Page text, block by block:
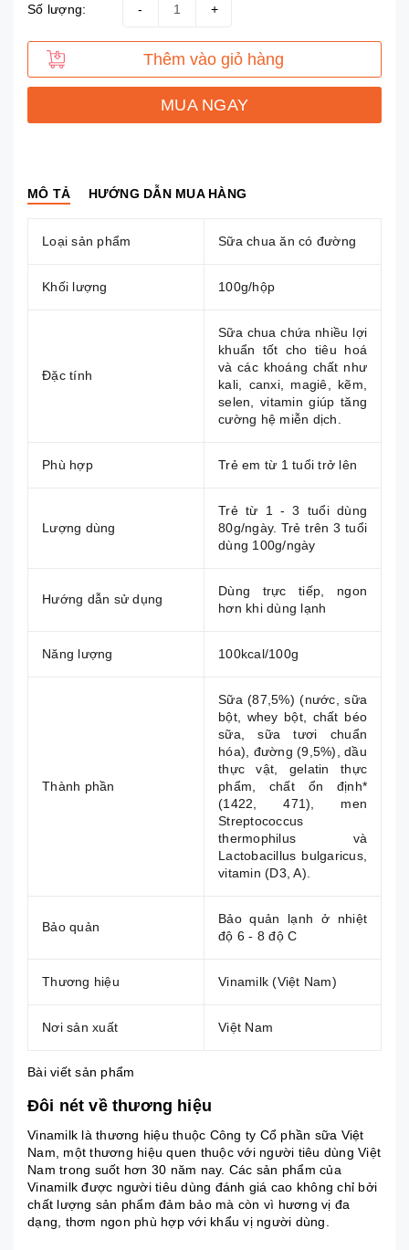
Số lượng: +
-
Thêm vào giỏ hàng
MUA NGAY
MÔ TẢ HƯỚNG DẪN MUA HÀNG
Loại sản phẩm Sữa chua ăn có đường
Khối lượng 100g/hộp
Đặc tính
Sữa chua chứa nhiều lợi
khuẩn tốt cho tiêu hoá
và các khoáng chất như
kali, canxi, magiê, kẽm,
selen, vitamin giúp tăng
cường hệ miễn dịch.
Phù hợp Trẻ em từ 1 tuổi trở lên
Lượng dùng
Trẻ từ 1 - 3 tuổi dùng
80g/ngày. Trẻ trên 3 tuổi
dùng 100g/ngày
Hướng dẫn sử dụng
Dùng trực tiếp, ngon
hơn khi dùng lạnh
Năng lượng 100kcal/100g
Thành phần
Sữa (87,5%) (nước, sữa
bột, whey bột, chất béo
sữa, sữa tươi chuẩn
hóa), đường (9,5%), dầu
thực vật, gelatin thực
phẩm, chất ổn định*
(1422, 471), men
Streptococcus
thermophilus và
Lactobacillus bulgaricus,
vitamin (D3, A).
Bảo quản
Bảo quản lạnh ở nhiệt
độ 6 - 8 độ C
Thương hiệu Vinamilk (Việt Nam)
Nơi sản xuất Việt Nam
Bài viết sản phẩm
Đôi nét về thương hiệu
Vinamilk là thương hiệu thuộc Công ty Cổ phần sữa Việt
Nam, một thương hiệu quen thuộc với người tiêu dùng Việt
Nam trong suốt hơn 30 năm nay. Các sản phẩm của
Vinamilk được người tiêu dùng đánh giá cao không chỉ bởi
chất lượng sản phẩm đảm bảo mà còn vì hương vị đa
dạng, thơm ngon phù hợp với khẩu vị người dùng.